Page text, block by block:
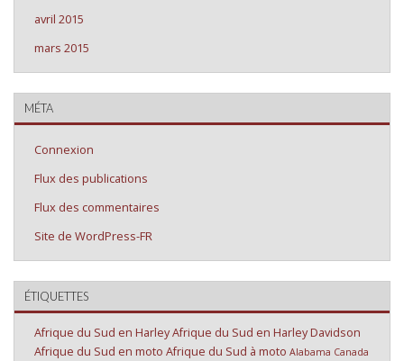
avril 2015
mars 2015
MÉTA
Connexion
Flux des publications
Flux des commentaires
Site de WordPress-FR
ÉTIQUETTES
Afrique du Sud en HarleyAfrique du Sud en Harley Davidson
Afrique du Sud en moto Afrique du Sud à moto Alabama Canada